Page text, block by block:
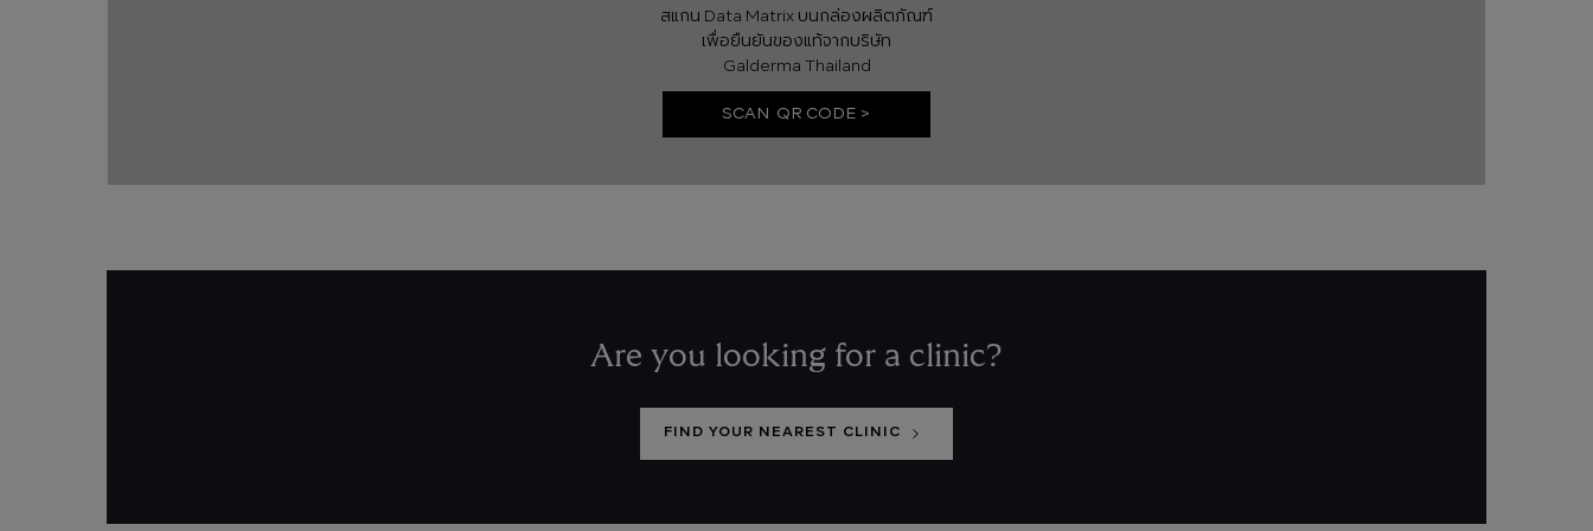
สแกน Data Matrix บนกล่องผลิตภัณฑ์
เพื่อยืนยันของแท้จากบริษัท
Galderma Thailand
SCAN QR CODE >
Are you looking for a clinic?
FIND YOUR NEAREST CLINIC